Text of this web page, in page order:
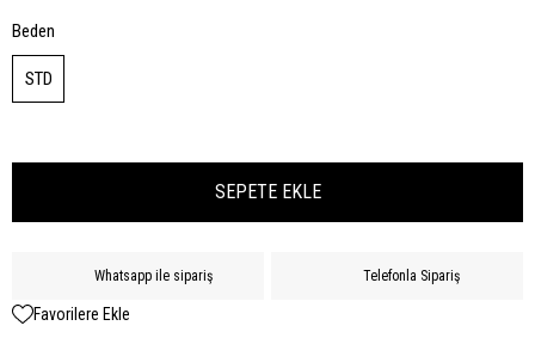
Beden
STD
Whatsapp ile sipariş Telefonla Sipariş
Favorilere Ekle